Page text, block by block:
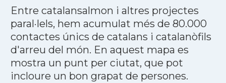
Entre catalansalmon i altres projectes
paral·lels, hem acumulat més de 80.000
contactes únics de catalans i catalanòfils
d'arreu del món. En aquest mapa es
mostra un punt per ciutat, que pot
incloure un bon grapat de persones.